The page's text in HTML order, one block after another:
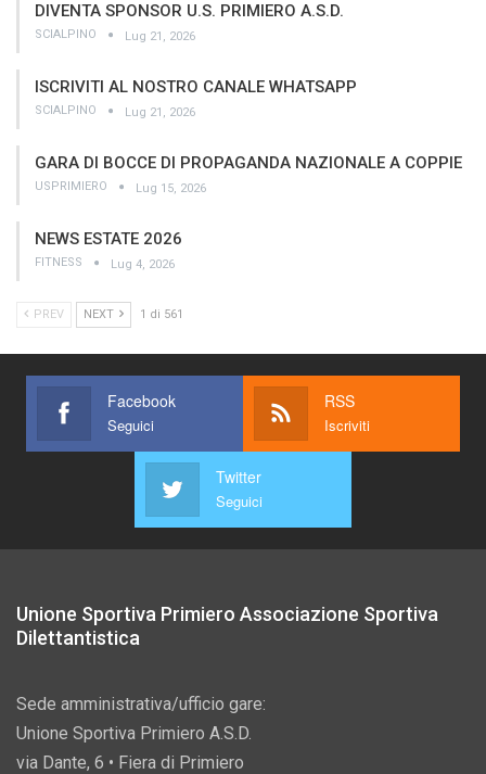
DIVENTA SPONSOR U.S. PRIMIERO A.S.D.
SCIALPINO Lug 21, 2026
ISCRIVITI AL NOSTRO CANALE WHATSAPP
SCIALPINO Lug 21, 2026
GARA DI BOCCE DI PROPAGANDA NAZIONALE A COPPIE
USPRIMIERO Lug 15, 2026
NEWS ESTATE 2026
FITNESS Lug 4, 2026
PREV NEXT 1 di 561
Facebook
Seguici
RSS
Iscriviti
Twitter
Seguici
Unione Sportiva Primiero Associazione Sportiva
Dilettantistica
Sede amministrativa/ufficio gare:
Unione Sportiva Primiero A.S.D.
via Dante, 6 • Fiera di Primiero